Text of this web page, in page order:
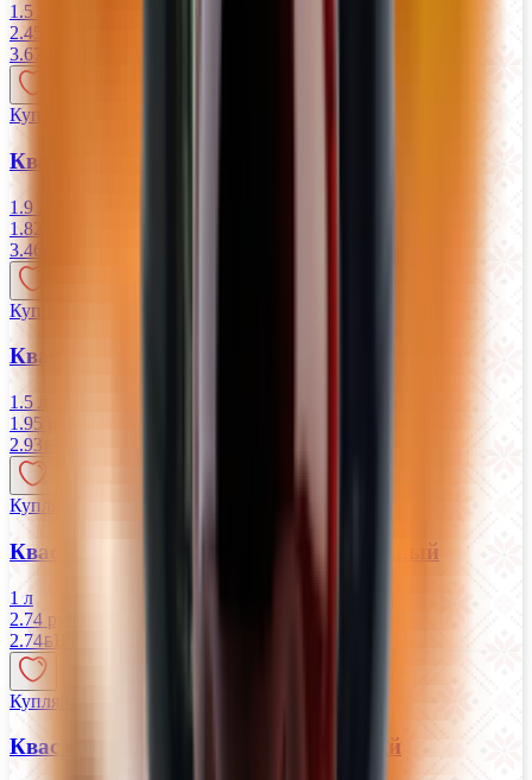
1.5 л
2.45 руб/л
3.67
Купляйце Беларускае
Квас «Хатнi» Спрауны фильтрованный
1.9 л
1.82 руб/л
3.46
Купляйце Беларускае
Квас «Аливарский» фильтрованный
1.5 л
1.95 руб/л
2.93
Купляйце Беларускае
Квас «Лидский» темный фильтрованный
1 л
2.74 руб/л
2.74BYN
Купляйце Беларускае
Квас «Хатнi» Цёмны фильтрованный